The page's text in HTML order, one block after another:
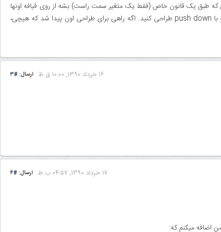
که طبق یک قانون خاص (فقط یک متغیر سمت راست) بشه از روی قیافه اونها
حدس زد، برای مستقل از متن باید حداقل در ذهنتون سعی کنید اون رو با push down طراحی کنید. اگه راهی برای طراحی اون پیدا شد که هیچی،
ارسال: #۳ ۱۶ خرداد ۱۳۹۰, ۱۰:۰۰ ق.ظ
ارسال: #۴ ۱۷ خرداد ۱۳۹۰, ۰۴:۵۷ ب.ظ
اضافه میکنم که: